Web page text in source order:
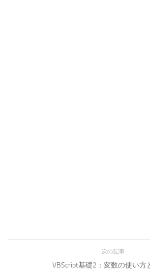
次の記事
VBScript基礎2：変数の使い方